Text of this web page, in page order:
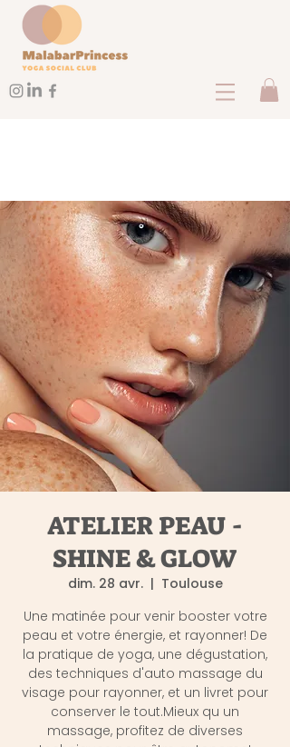
ATELIER PEAU -
SHINE & GLOW
dim. 28 avr.
  |
Toulouse
Une matinée pour venir booster votre
peau et votre énergie, et rayonner! De
la pratique de yoga, une dégustation,
des techniques d'auto massage du
visage pour rayonner, et un livret pour
conserver le tout.Mieux qu un
massage, profitez de diverses